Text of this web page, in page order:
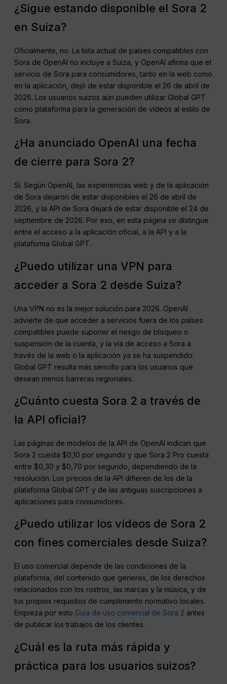
¿Sigue estando disponible el Sora 2
en Suiza?
Oficialmente, no. La lista actual de países compatibles con
Sora de OpenAI no incluye a Suiza, y OpenAI afirma que el
servicio de Sora para consumidores, tanto en la web como
en la aplicación, dejó de estar disponible el 26 de abril de
2026. Los usuarios suizos aún pueden utilizar Global GPT
como plataforma para la generación de vídeos al estilo de
Sora.
¿Ha anunciado OpenAI una fecha
de cierre para Sora 2?
Sí. Según OpenAI, las experiencias web y de la aplicación
de Sora dejaron de estar disponibles el 26 de abril de
2026, y la API de Sora dejará de estar disponible el 24 de
septiembre de 2026. Por eso, en esta página se distingue
entre el acceso a la aplicación oficial, a la API y a la
plataforma Global GPT.
¿Puedo utilizar una VPN para
acceder a Sora 2 desde Suiza?
Una VPN no es la mejor solución para 2026. OpenAI
advierte de que acceder a servicios fuera de los países
compatibles puede suponer el riesgo de bloqueo o
suspensión de la cuenta, y la vía de acceso a Sora a
través de la web o la aplicación ya se ha suspendido.
Global GPT resulta más sencillo para los usuarios que
desean menos barreras regionales.
¿Cuánto cuesta Sora 2 a través de
la API oficial?
Las páginas de modelos de la API de OpenAI indican que
Sora 2 cuesta $0,10 por segundo y que Sora 2 Pro cuesta
entre $0,30 y $0,70 por segundo, dependiendo de la
resolución. Los precios de la API difieren de los de la
plataforma Global GPT y de las antiguas suscripciones a
aplicaciones para consumidores.
¿Puedo utilizar los vídeos de Sora 2
con fines comerciales desde Suiza?
El uso comercial depende de las condiciones de la
plataforma, del contenido que generes, de los derechos
relacionados con los rostros, las marcas y la música, y de
tus propios requisitos de cumplimiento normativo locales.
Empieza por esto Guía de uso comercial de Sora 2 antes
de publicar los trabajos de los clientes.
¿Cuál es la ruta más rápida y
práctica para los usuarios suizos?